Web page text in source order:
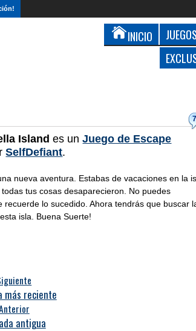
INICIO
Island es unJuego de Escape
SelfDefiant.
nueva aventura. Estabas de vacaciones en la
tus cosas desaparecieron. No puedes
recuerde lo sucedido. Ahora tendrás que buscar
isla. Buena Suerte!
más reciente
antigua